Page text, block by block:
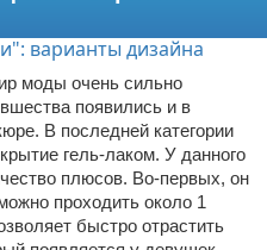
моды очень сильно
появились и в
В последней категории
гель-лаком. У данного
плюсов. Во-первых, он
проходить около 1
быстро отрастить